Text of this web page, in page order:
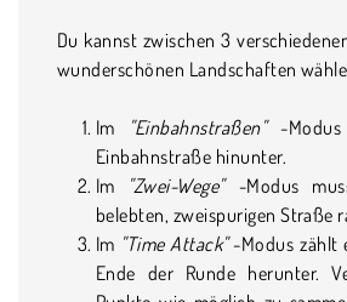
Du kannst zwischen 3
wunderschönen Landschaften
Im "Einbahnstraßen"-
Einbahnstraße hinunter.
Im
"Zwei-Wege"-Modus
belebten, zweispurigen Straße
Im "Time Attack"-Modus zählt
Ende der Runde herunter.